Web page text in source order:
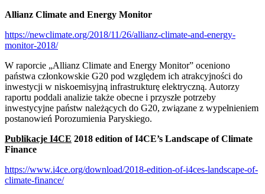
Allianz Climate and Energy Monitor
https://newclimate.org/2018/11/26/allianz-climate-and-energy-
monitor-2018/
W raporcie „Allianz Climate and Energy Monitor” oceniono
państwa członkowskie G20 pod względem ich atrakcyjności do
inwestycji w niskoemisyjną infrastrukturę elektryczną. Autorzy
raportu poddali analizie także obecne i przyszłe potrzeby
inwestycyjne państw należących do G20, związane z wypełnieniem
postanowień Porozumienia Paryskiego.
Publikacje I4CE 2018 edition of I4CE’s Landscape of Climate
Finance
https://www.i4ce.org/download/2018-edition-of-i4ces-landscape-of-
climate-finance/